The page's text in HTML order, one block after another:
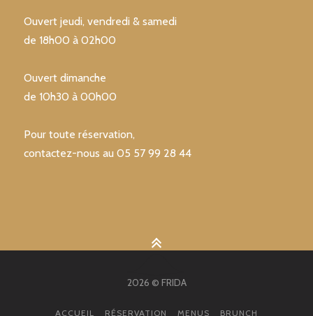
Ouvert jeudi, vendredi & samedi
de 18h00 à 02h00
Ouvert dimanche
de 10h30 à 00h00
Pour toute réservation,
contactez-nous au 05 57 99 28 44
2026 © FRIDA
ACCUEIL RÉSERVATION MENUS BRUNCH